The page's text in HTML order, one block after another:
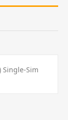
Single-Sim